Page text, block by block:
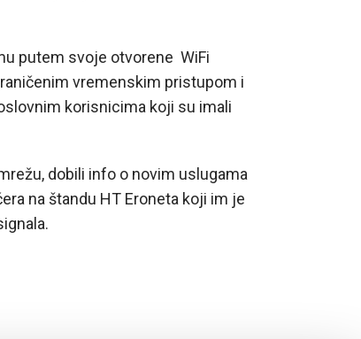
putem svoje otvorene WiFi
vremenskim pristupom i
korisnicima koji su imali
dobili info o novim uslugama
na štandu HT Eroneta koji im je